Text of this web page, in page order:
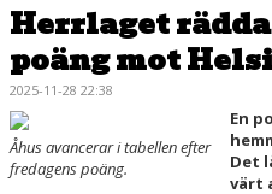
MATCHER
MEDLEM
SOCIALA MEDIER
Herrlaget
poäng mot
2025-11-28 22:38
Åhus avancerar i tabellen efter
fredagens poäng.
En
Det
värt